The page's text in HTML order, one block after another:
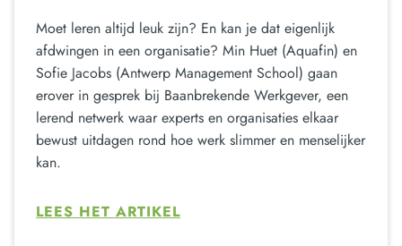
Moet leren altijd leuk zijn? En kan je dat eigenlijk
afdwingen in een organisatie? Min Huet (Aquafin) en
Sofie Jacobs (Antwerp Management School) gaan
erover in gesprek bij Baanbrekende Werkgever, een
lerend netwerk waar experts en organisaties elkaar
bewust uitdagen rond hoe werk slimmer en menselijker
kan.
LEES HET ARTIKEL